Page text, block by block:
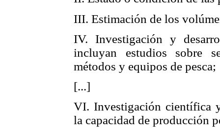
III. Estimación de los
IV. Investigación y
incluyan estudios sobre
métodos y equipos de pesca;
[...]
VI. Investigación científica
la capacidad de producción